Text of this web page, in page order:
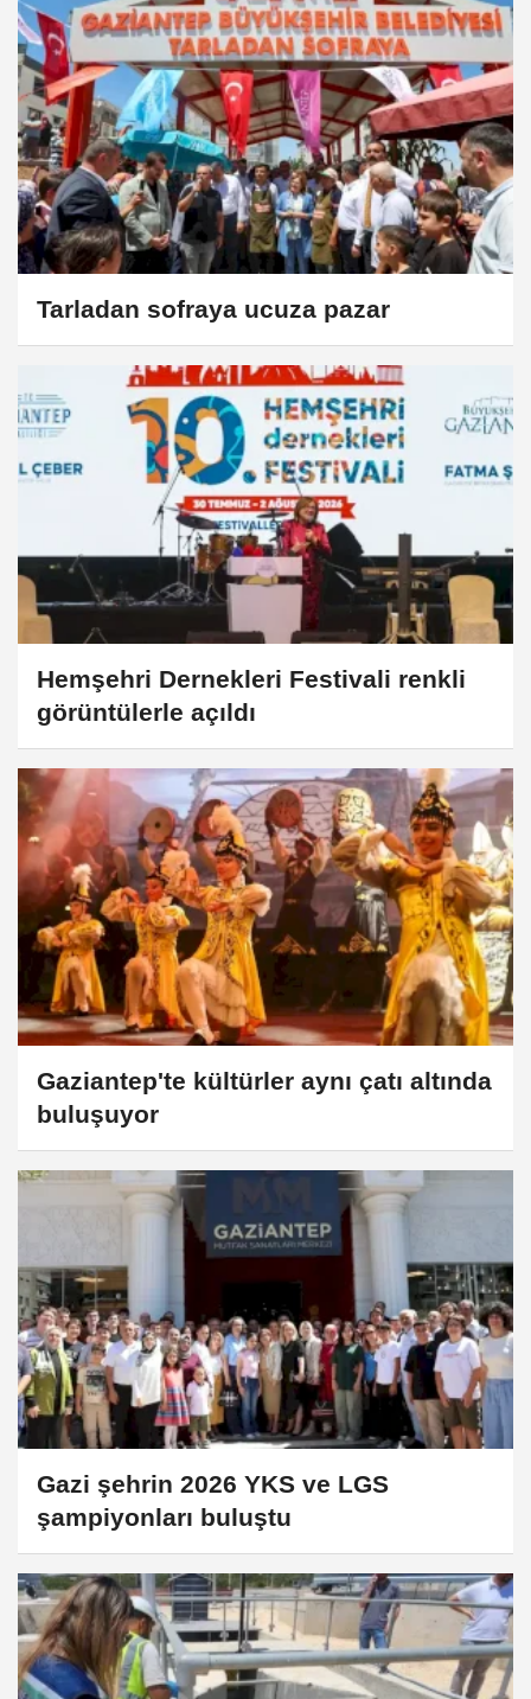
Tarladan sofraya ucuza pazar
Hemşehri Dernekleri Festivali renkli
görüntülerle açıldı
Gaziantep'te kültürler aynı çatı altında
buluşuyor
Gazi şehrin 2026 YKS ve LGS
şampiyonları buluştu